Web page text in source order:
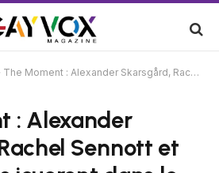
The Moment : Alexander Skarsgård, Rachel Sennott et bien d'autres joueront dans le film A24 de Charli XCX
: Alexander
Sennott et